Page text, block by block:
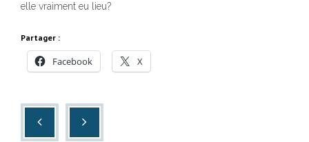
elle vraiment eu lieu?
Partager :
Facebook X